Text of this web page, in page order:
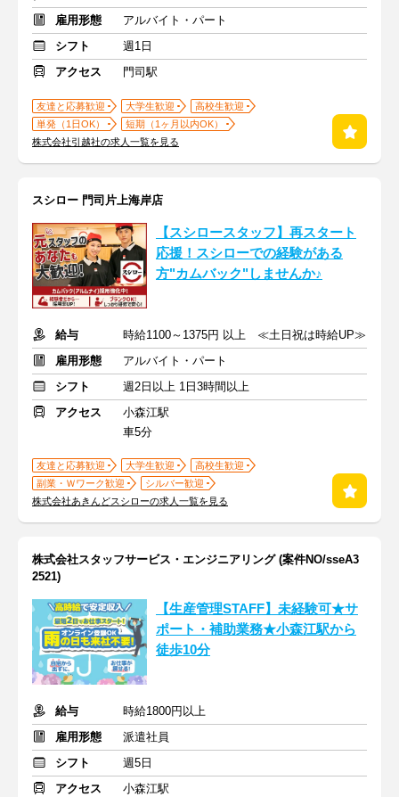
雇用形態
アルバイト・パート
シフト
週1日
アクセス
門司駅
友達と応募歓迎 大学生歓迎
高校生歓迎
単発（1日OK）
短期（1ヶ月以内OK）
株式会社引越社の求人一覧を見る
スシロー 門司片上海岸店
【スシロースタッフ】再スタート
応援！スシローでの経験がある
方"カムバック"しませんか♪
給与
時給1100～1375円 以上 ≪土日祝は時給UP≫
雇用形態
アルバイト・パート
シフト
週2日以上 1日3時間以上
アクセス
小森江駅
車5分
友達と応募歓迎 大学生歓迎
高校生歓迎
副業・Ｗワーク歓迎
シルバー歓迎
株式会社あきんどスシローの求人一覧を見る
株式会社スタッフサービス・エンジニアリング (案件NO/sseA3
2521)
【生産管理STAFF】未経験可★サ
ポート・補助業務★小森江駅から
徒歩10分
給与
時給1800円以上
雇用形態
派遣社員
シフト
週5日
アクセス
小森江駅